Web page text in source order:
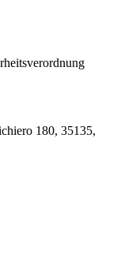
180, 35135,